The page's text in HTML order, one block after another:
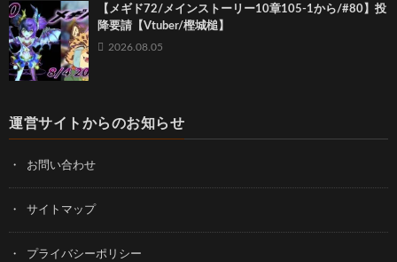
【メギド72/メインストーリー10章105-1から/#80】投
降要請【Vtuber/樫城槌】
2026.08.05
運営サイトからのお知らせ
お問い合わせ
サイトマップ
プライバシーポリシー